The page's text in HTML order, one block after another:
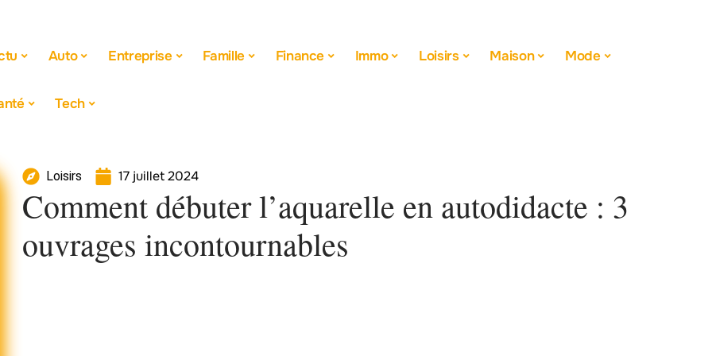
Auto Entreprise Famille Finance Immo Loisirs Maison Mode
Tech
Loisirs 17 juillet 2024
Comment débuter l’aquarelle en autodidacte : 3
ouvrages incontournables